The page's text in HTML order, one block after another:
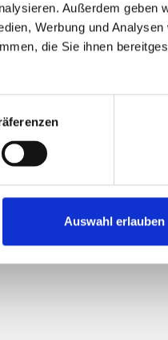
Außerdem geben
Werbung und
die Sie ihnen
Auswahl erlauben
Endenergiebedarf